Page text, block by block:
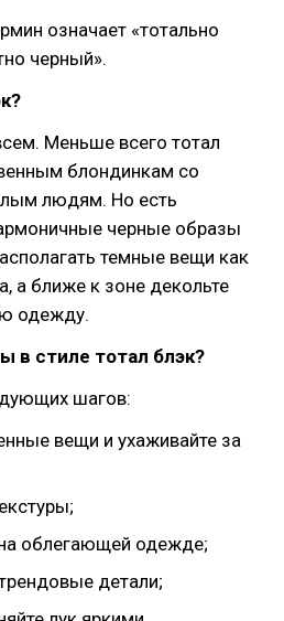
означает «тотально
черный».
Меньше всего тотал
блондинкам со
людям. Но есть
черные образы
темные вещи как
а ближе к зоне декольте
одежду.
в стиле тотал блэк?
шагов:
вещи и ухаживайте за
облегающей одежде;
детали;